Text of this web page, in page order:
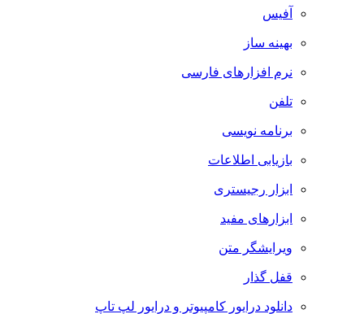
آفیس
بهینه ساز
نرم افزارهای فارسی
تلفن
برنامه نویسی
بازیابی اطلاعات
ابزار رجیستری
ابزارهای مفید
ویرایشگر متن
قفل گذار
دانلود درایور کامپیوتر و درایور لپ تاپ